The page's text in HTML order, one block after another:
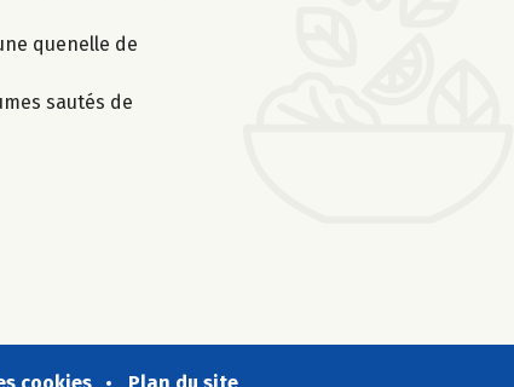
quenelle de
sautés de